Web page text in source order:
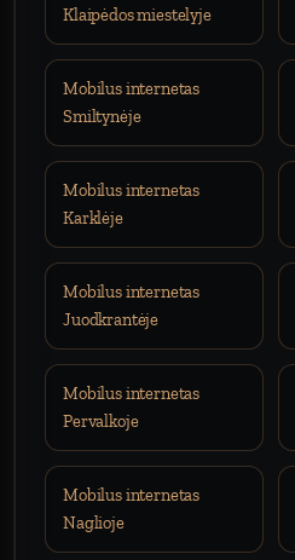
Klaipėdos miestelyje
Mobilus internetas
Smiltynėje
Mobilus internetas
Karklėje
Mobilus internetas
Juodkrantėje
Mobilus internetas
Pervalkoje
Mobilus internetas
Naglioje